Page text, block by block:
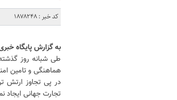
کد خبر : 1878248
به گزارش پایگاه
هماهنگی و تامین
در پی تجاوز ارتش
تجارت جهانی ایجاد